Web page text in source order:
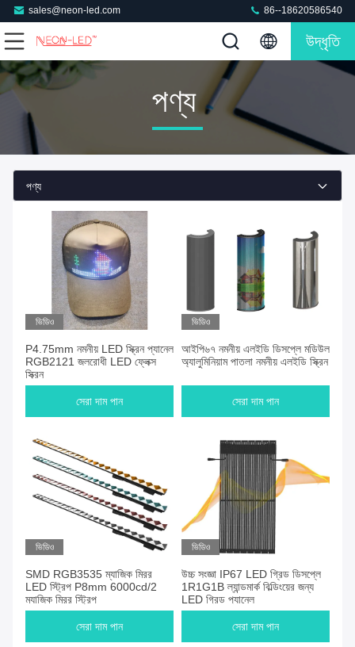
sales@neon-led.com 86--18620586540
উদ্ধৃতি
পণ্য
পণ্য
ভিডিও
P4.75mm নমনীয় LED স্ক্রিন প্যানেল
RGB2121 জলরোধী LED ফ্লেক্স
স্ক্রিন
সেরা দাম পান
ভিডিও
আইপি৬৭ নমনীয় এলইডি ডিসপ্লে মডিউল
অ্যালুমিনিয়াম পাতলা নমনীয় এলইডি স্ক্রিন
সেরা দাম পান
ভিডিও
SMD RGB3535 ম্যাজিক মিরর
LED স্ট্রিপ P8mm 6000cd/2
ম্যাজিক মিরর স্ট্রিপ
সেরা দাম পান
ভিডিও
উচ্চ সংজ্ঞা IP67 LED গ্রিড ডিসপ্লে
1R1G1B ল্যান্ডমার্ক বিল্ডিংয়ের জন্য
LED গ্রিড প্যানেল
সেরা দাম পান